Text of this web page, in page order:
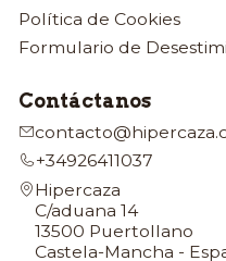
Política de Cookies
Formulario de
Contáctanos
+34926411037
Hipercaza
C/aduana 14
13500 Puertollano
Castela-Mancha -